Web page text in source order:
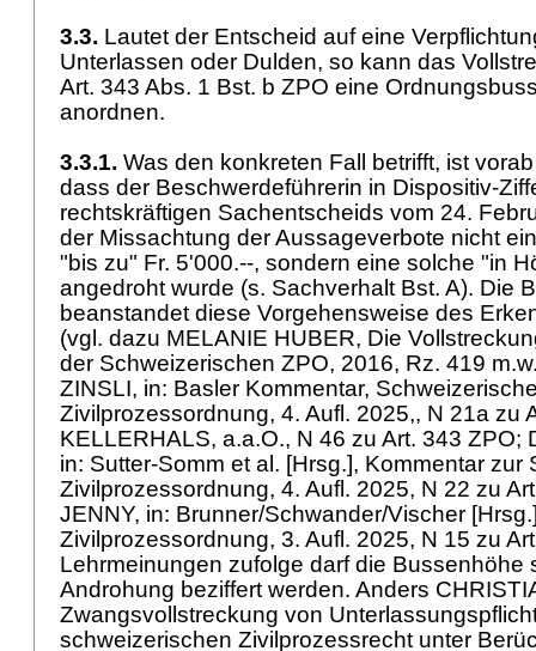
3.3. Lautet der Entscheid auf eine
Unterlassen oder Dulden, so kann das
Art. 343 Abs. 1 Bst. b ZPO eine
anordnen.
3.3.1. Was den konkreten Fall betrifft, ist
dass der Beschwerdeführerin in Dispositiv-
rechtskräftigen Sachentscheids vom 24.
der Missachtung der Aussageverbote nicht
"bis zu" Fr. 5'000.--, sondern eine solche "in
angedroht wurde (s. Sachverhalt Bst. A). Die
beanstandet diese Vorgehensweise des
(vgl. dazu MELANIE HUBER, Die
der Schweizerischen ZPO, 2016, Rz. 419
ZINSLI, in: Basler Kommentar,
Zivilprozessordnung, 4. Aufl. 2025,, N 21a zu
KELLERHALS, a.a.O., N 46 zu Art. 343 ZPO;
in: Sutter-Somm et al. [Hrsg.], Kommentar zur
Zivilprozessordnung, 4. Aufl. 2025, N 22 zu
JENNY, in: Brunner/Schwander/Vischer
Zivilprozessordnung, 3. Aufl. 2025, N 15 zu
Lehrmeinungen zufolge darf die Bussenhöhe
Androhung beziffert werden. Anders
Zwangsvollstreckung von
schweizerischen Zivilprozessrecht unter